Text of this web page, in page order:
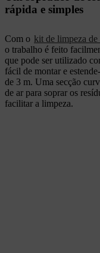
rápida e simples
Com o kit de limpeza de
o trabalho é feito
que pode ser utilizado
fácil de montar e
de 3 m. Uma secção
de ar para soprar os
facilitar a limpeza.